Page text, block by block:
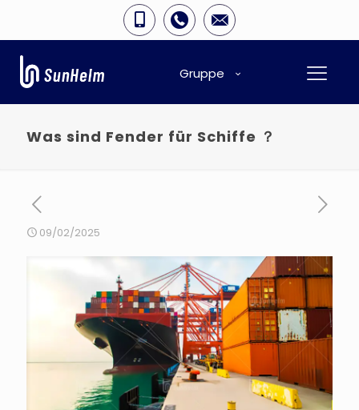
Gruppe
Was sind Fender für Schiffe ？
09/02/2025